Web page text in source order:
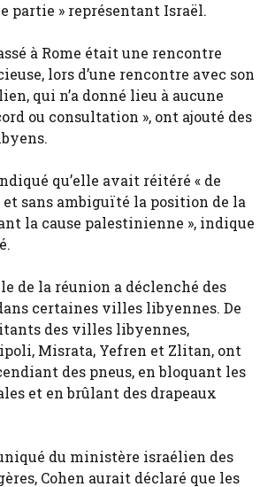
partie » représentant Israël.
à Rome était une rencontre
lors d’une rencontre avec son
qui n’a donné lieu à aucune
ou consultation », ont ajouté des
qu’elle avait réitéré « de
sans ambiguïté la position de la
la cause palestinienne », indique
de la réunion a déclenché des
certaines villes libyennes. De
des villes libyennes,
Misrata, Yefren et Zlitan, ont
des pneus, en bloquant les
et en brûlant des drapeaux
du ministère israélien des
Cohen aurait déclaré que les